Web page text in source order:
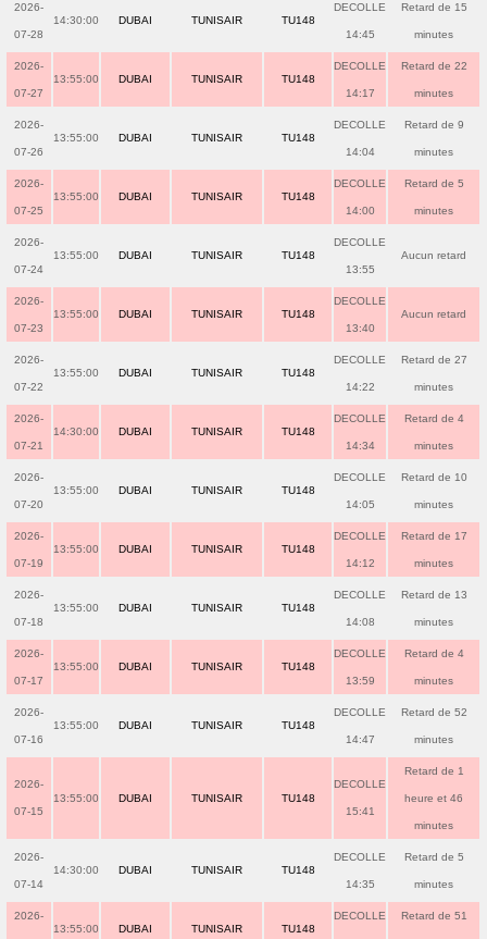
2026-
07-28
14:30:00 DUBAI TUNISAIR TU148
DECOLLE
14:45
Retard de 15
minutes
2026-
07-27
13:55:00 DUBAI TUNISAIR TU148
DECOLLE
14:17
Retard de 22
minutes
2026-
07-26
13:55:00 DUBAI TUNISAIR TU148
DECOLLE
14:04
Retard de 9
minutes
2026-
07-25
13:55:00 DUBAI TUNISAIR TU148
DECOLLE
14:00
Retard de 5
minutes
2026-
07-24
13:55:00 DUBAI TUNISAIR TU148
DECOLLE
13:55
Aucun retard
2026-
07-23
13:55:00 DUBAI TUNISAIR TU148
DECOLLE
13:40
Aucun retard
2026-
07-22
13:55:00 DUBAI TUNISAIR TU148
DECOLLE
14:22
Retard de 27
minutes
2026-
07-21
14:30:00 DUBAI TUNISAIR TU148
DECOLLE
14:34
Retard de 4
minutes
2026-
07-20
13:55:00 DUBAI TUNISAIR TU148
DECOLLE
14:05
Retard de 10
minutes
2026-
07-19
13:55:00 DUBAI TUNISAIR TU148
DECOLLE
14:12
Retard de 17
minutes
2026-
07-18
13:55:00 DUBAI TUNISAIR TU148
DECOLLE
14:08
Retard de 13
minutes
2026-
07-17
13:55:00 DUBAI TUNISAIR TU148
DECOLLE
13:59
Retard de 4
minutes
2026-
07-16
13:55:00 DUBAI TUNISAIR TU148
DECOLLE
14:47
Retard de 52
minutes
2026-
07-15
13:55:00 DUBAI TUNISAIR TU148
DECOLLE
15:41
Retard de 1
heure et 46
minutes
2026-
07-14
14:30:00 DUBAI TUNISAIR TU148
DECOLLE
14:35
Retard de 5
minutes
2026-
13:55:00 DUBAI TUNISAIR TU148
DECOLLE Retard de 51